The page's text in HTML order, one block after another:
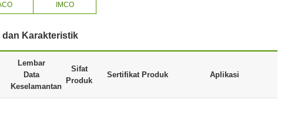
IMCO
dan Karakteristik
Lembar
Data
Keselamantan
Sifat
Produk
Sertifikat Produk Aplikasi